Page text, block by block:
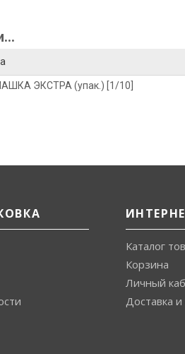
ЭКСТРА (упак.) [1/10]
Каталог
Корзина
Личный
Доставка и